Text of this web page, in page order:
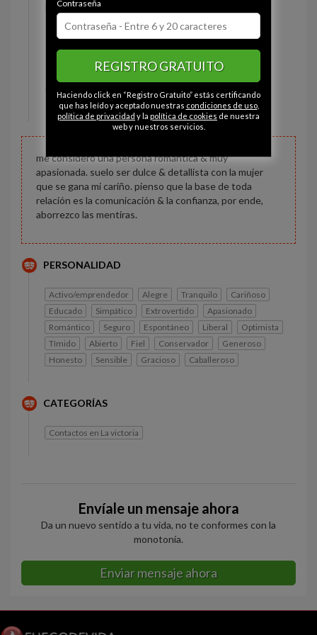
Estado civil:
Ojos: Marrón
Constitución: Normal
Altura: 168 cm
Peso: 75 kg
me considero una persona romántica & muy
apasionada. suelo ser dulce & detallista con la mujer
que se gana mi cariño. pienso que la base de toda
relación es la comunicación & la confianza, por ende,
aborrezco las mentiras.
PERSONALIDAD
Activo/emprendedor Alegre Tranquilo
Cariñoso
Educado
Simpático Extrovertido
Apasionado
Romántico
Seguro Espontáneo Liberal
Optimista
Tímido
Abierto Fiel Conservador
Generoso
Honesto
Sensible Gracioso Caballeroso
CATEGORÍAS
Contactos en La victoria
Envíale un mensaje ahora
Da un nuevo sentido a tu vida, no te conformes con la
monotonía.
Enviar mensaje ahora
Contraseña
REGISTRO GRATUITO
Haciendo click en “Registro Gratuito” estás certificando
que has leído y aceptado nuestras condiciones de uso,
política de privacidad y la política de cookies de nuestra
web y nuestros servicios.